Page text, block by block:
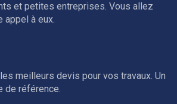
et petites entreprises. Vous allez
appel à eux.
meilleurs devis pour vos travaux. Un
de référence.